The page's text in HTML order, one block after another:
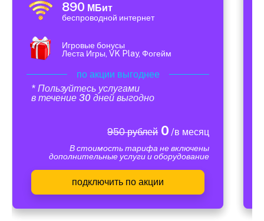
890 МБит
беспроводной интернет
Игровые бонусы
Леста Игры, VK Play, Фогейм
по акции выгоднее
* Пользуйтесь услугами
в течение 30 дней выгодно
950 рублей0 /в месяц
В стоимость тарифа не включены
дополнительные услуги и оборудование
подключить по акции